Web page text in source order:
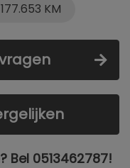
177.653 KM
0513462787!